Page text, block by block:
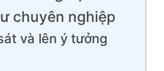
chuyên nghiệp
và lên ý tưởng